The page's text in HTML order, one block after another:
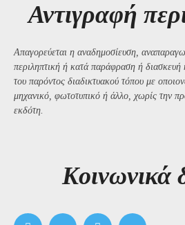
Αντιγραφή
Απαγορεύεται η αναδημοσίευση,
περιληπτική ή κατά παράφραση ή διασκευή
του παρόντος διαδικτυακού τόπου με
μηχανικό, φωτοτυπικό ή άλλο, χωρίς την
εκδότη.
Kοινωνικά